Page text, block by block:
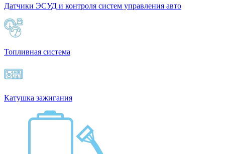
Датчики ЭСУД и контроля систем управления авто
Топливная система
Катушка зажигания